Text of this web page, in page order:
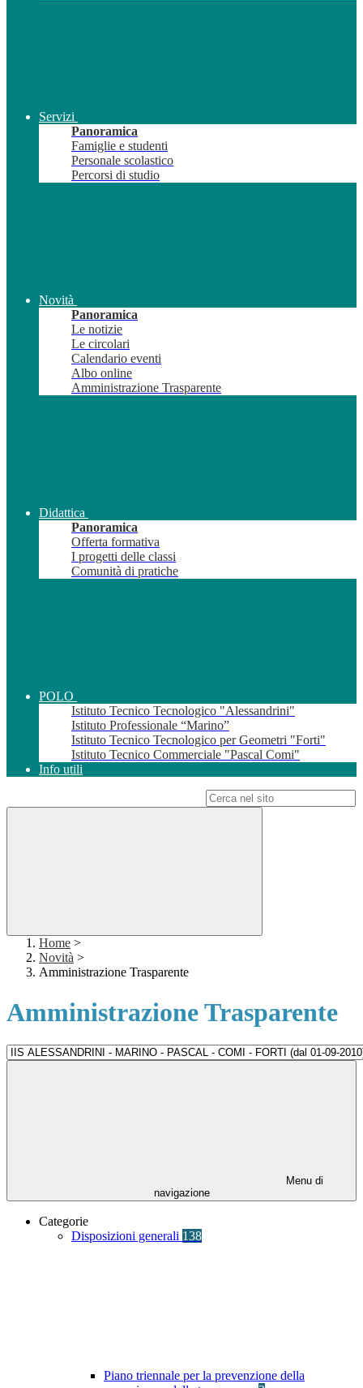
Servizi
Panoramica
Famiglie e studenti
Personale scolastico
Percorsi di studio
Novità
Panoramica
Le notizie
Le circolari
Calendario eventi
Albo online
Amministrazione Trasparente
Didattica
Panoramica
Offerta formativa
I progetti delle classi
Comunità di pratiche
POLO
Istituto Tecnico Tecnologico "Alessandrini"
Istituto Professionale “Marino”
Istituto Tecnico Tecnologico per Geometri "Forti"
Istituto Tecnico Commerciale "Pascal Comi"
Info utili
Home >
Novità >
Amministrazione Trasparente
Amministrazione Trasparente
Menu di
navigazione
Categorie
Disposizioni generali 138
Piano triennale per la prevenzione della